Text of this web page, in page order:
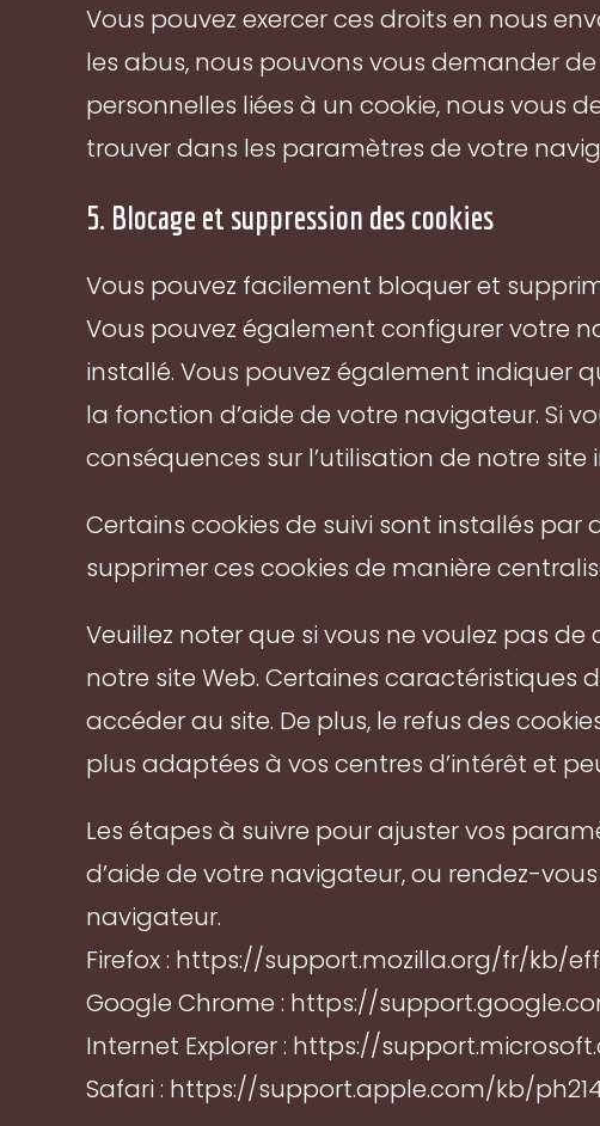
Vous pouvez exercer ces droits en nous
les abus, nous pouvons vous demander de
personnelles liées à un cookie, nous vous
trouver dans les paramètres de votre
5. Blocage et suppression des cookies
Vous pouvez facilement bloquer et
Vous pouvez également configurer votre
installé. Vous pouvez également indiquer
la fonction d’aide de votre navigateur. Si
conséquences sur l’utilisation de notre site
Certains cookies de suivi sont installés par
supprimer ces cookies de manière
Veuillez noter que si vous ne voulez pas
notre site Web. Certaines caractéristiques
accéder au site. De plus, le refus des
plus adaptées à vos centres d’intérêt et
Les étapes à suivre pour ajuster vos
d’aide de votre navigateur, ou rendez-
navigateur.
Firefox : https://support.mozilla.org/fr/kb/
Google Chrome : https://
Internet Explorer : https://
Safari : https://support.apple.com/kb/